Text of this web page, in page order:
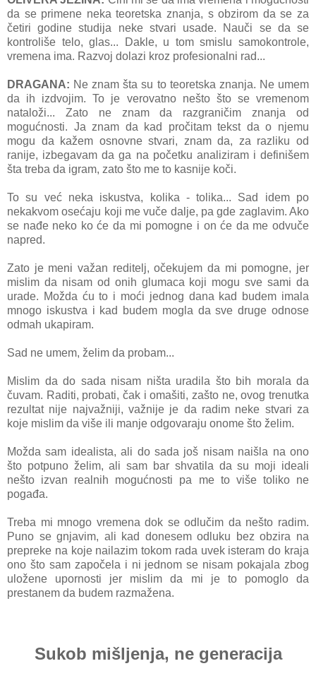
da se primene neka teoretska znanja, s obzirom da se za
četiri godine studija neke stvari usade. Nauči se da se
kontroliše telo, glas... Dakle, u tom smislu samokontrole,
vremena ima. Razvoj dolazi kroz profesionalni rad...
DRAGANA: Ne znam šta su to teoretska znanja. Ne umem
da ih izdvojim. To je verovatno nešto što se vremenom
nataloži... Zato ne znam da razgraničim znanja od
mogućnosti. Ja znam da kad pročitam tekst da o njemu
mogu da kažem osnovne stvari, znam da, za razliku od
ranije, izbegavam da ga na početku analiziram i definišem
šta treba da igram, zato što me to kasnije koči.
To su već neka iskustva, kolika - tolika... Sad idem po
nekakvom osećaju koji me vuče dalje, pa gde zaglavim. Ako
se nađe neko ko će da mi pomogne i on će da me odvuče
napred.
Zato je meni važan reditelj, očekujem da mi pomogne, jer
mislim da nisam od onih glumaca koji mogu sve sami da
urade. Možda ću to i moći jednog dana kad budem imala
mnogo iskustva i kad budem mogla da sve druge odnose
odmah ukapiram.
Sad ne umem, želim da probam...
Mislim da do sada nisam ništa uradila što bih morala da
čuvam. Raditi, probati, čak i omašiti, zašto ne, ovog trenutka
rezultat nije najvažniji, važnije je da radim neke stvari za
koje mislim da više ili manje odgovaraju onome što želim.
Možda sam idealista, ali do sada još nisam naišla na ono
što potpuno želim, ali sam bar shvatila da su moji ideali
nešto izvan realnih mogućnosti pa me to više toliko ne
pogađa.
Treba mi mnogo vremena dok se odlučim da nešto radim.
Puno se gnjavim, ali kad donesem odluku bez obzira na
prepreke na koje nailazim tokom rada uvek isteram do kraja
ono što sam započela i ni jednom se nisam pokajala zbog
uložene upornosti jer mislim da mi je to pomoglo da
prestanem da budem razmažena.
Sukob mišljenja, ne generacija